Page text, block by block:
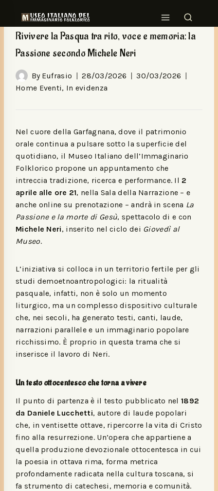
HOME EVENTI|
Rivivere la Pasqua tra rito, voce e memoria: la
Passione secondo Michele Neri
By Eufrasio 28/03/2026
30/03/2026
Home Eventi, In evidenza
Nel cuore della Garfagnana, dove il patrimonio
orale continua a pulsare sotto la superficie del
quotidiano, il Museo Italiano dell’Immaginario
Folklorico propone un appuntamento che
intreccia tradizione, ricerca e performance. Il 2
aprile alle ore 21, nella Sala della Narrazione – e
anche online su prenotazione – andrà in scena La
Passione e la morte di Gesù, spettacolo di e con
Michele Neri, inserito nel ciclo dei Giovedì al
Museo.
L’iniziativa si colloca in un territorio fertile per gli
studi demoetnoantropologici: la ritualità
pasquale, infatti, non è solo un momento
liturgico, ma un complesso dispositivo culturale
che, nei secoli, ha generato testi, canti, laude,
narrazioni parallele e un immaginario popolare
ricchissimo. È proprio in questa trama che si
inserisce il lavoro di Neri.
Un testo ottocentesco che torna a vivere
Il punto di partenza è il testo pubblicato nel1892
da Daniele Lucchetti, autore di laude popolari
che, in ventisette ottave, ripercorre la vita di Cristo
fino alla resurrezione. Un’opera che appartiene a
quella produzione devozionale ottocentesca in cui
la poesia in ottava rima, forma metrica
profondamente radicata nella cultura toscana, si
fa strumento di catechesi, memoria e comunità.